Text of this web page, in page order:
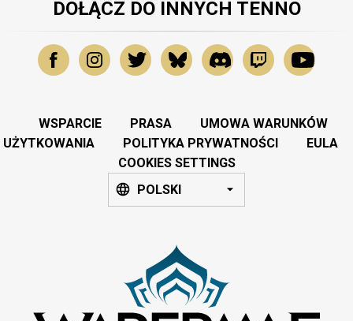
DOŁĄCZ DO INNYCH TENNO
WSPARCIE PRASA
UMOWA WARUNKÓW
UŻYTKOWANIA
POLITYKA PRYWATNOŚCI
EULA
COOKIES SETTINGS
POLSKI